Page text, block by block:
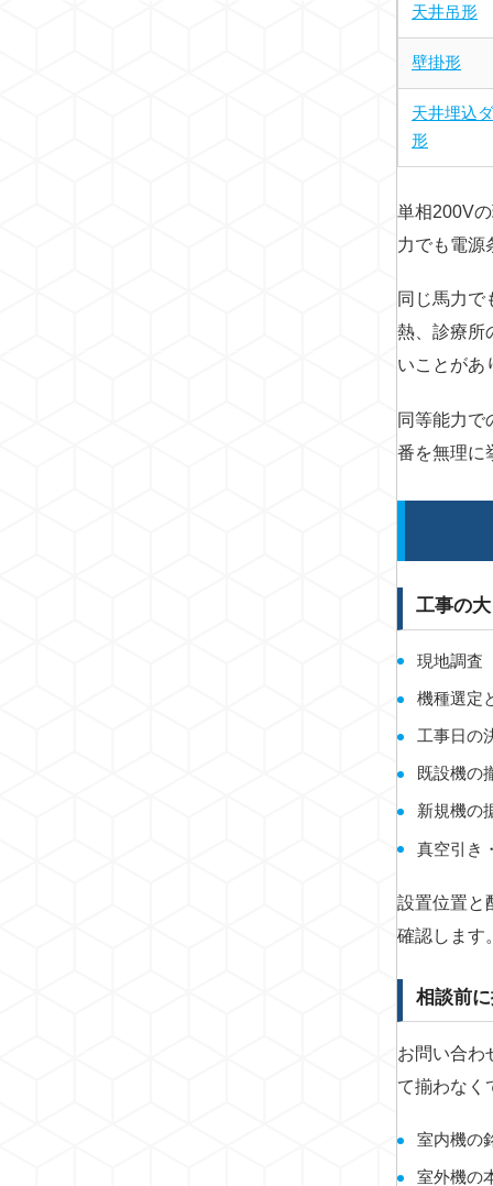
天井吊形
壁掛形
天井埋込
形
単相200V
力でも電源
同じ馬力で
熱、診療所
いことがあ
同等能力で
番を無理に
工事の
現地調査
機種選定
工事日の
既設機の
新規機の
真空引き
設置位置と
確認します
相談前
お問い合わ
て揃わなく
室内機の
室外機の